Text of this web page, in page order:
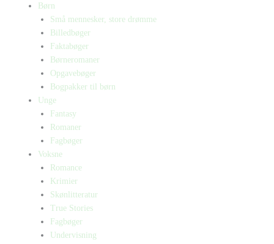
Børn
Små mennesker, store drømme
Billedbøger
Faktabøger
Børneromaner
Opgavebøger
Bogpakker til børn
Unge
Fantasy
Romaner
Fagbøger
Voksne
Romance
Krimier
Skønlitteratur
True Stories
Fagbøger
Undervisning